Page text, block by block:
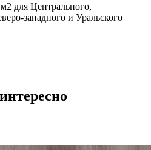
для Центрального,
западного и Уральского